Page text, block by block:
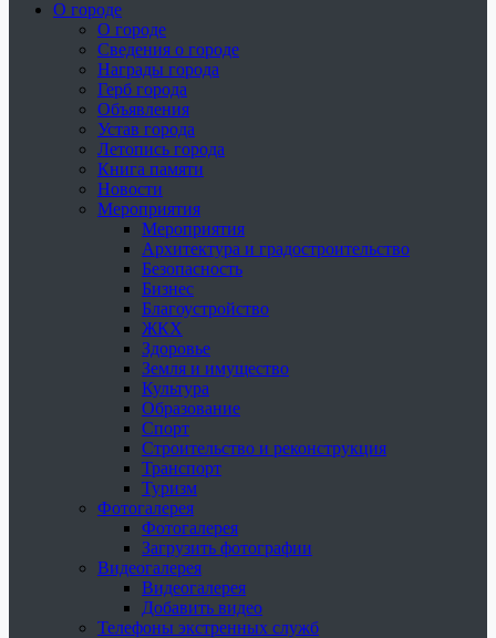
О городе
О городе
Сведения о городе
Награды города
Герб города
Объявления
Устав города
Летопись города
Книга памяти
Новости
Мероприятия
Мероприятия
Архитектура и градостроительство
Безопасность
Бизнес
Благоустройство
ЖКХ
Здоровье
Земля и имущество
Культура
Образование
Спорт
Строительство и реконструкция
Транспорт
Туризм
Фотогалерея
Фотогалерея
Загрузить фотографии
Видеогалерея
Видеогалерея
Добавить видео
Телефоны экстренных служб